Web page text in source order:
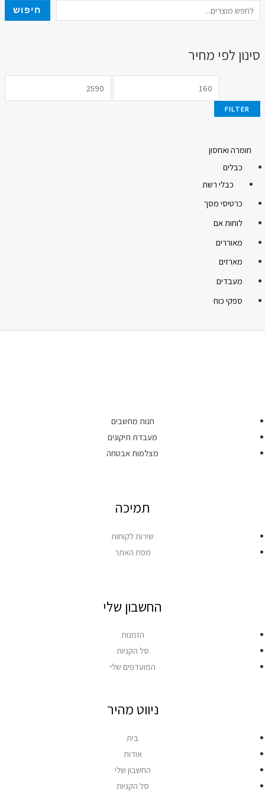
חיפוש
סינון לפי מחיר
FILTER
חומרה ואחסון
כבלים
כבלי רשת
כרטיסי מסך
לוחות אם
מאוררים
מארזים
מעבדים
ספקי כוח
חנות מחשבים
מעבדת תיקונים
מצלמות אבטחה
תמיכה
שירות לקוחות
מפת האתר
החשבון שלי
הזמנות
סל הקניות
המועדפים שלי
ניווט מהיר
בית
אודות
החשבון שלי
סל הקניות